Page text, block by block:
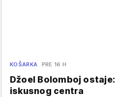
KOŠARKA PRE 16 H
Džoel Bolomboj
iskusnog centra